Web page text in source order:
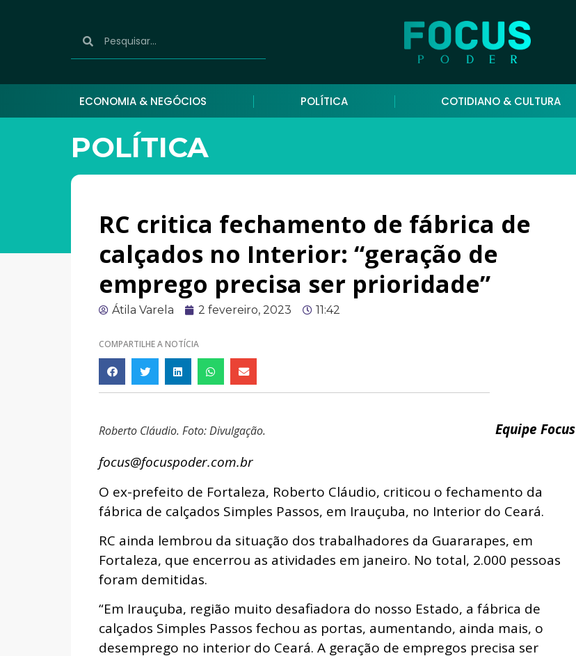
ECONOMIA & NEGÓCIOS POLÍTICA COTIDIANO & CULTURA
POLÍTICA
RC critica fechamento de fábrica de
calçados no Interior: “geração de
emprego precisa ser prioridade”
Átila Varela 2 fevereiro, 2023 11:42
COMPARTILHE A NOTÍCIA
Roberto Cláudio. Foto: Divulgação.
Equipe Focus
focus@focuspoder.com.br
O ex-prefeito de Fortaleza, Roberto Cláudio, criticou o fechamento da
fábrica de calçados Simples Passos, em Irauçuba, no Interior do Ceará.
RC ainda lembrou da situação dos trabalhadores da Guararapes, em
Fortaleza, que encerrou as atividades em janeiro. No total, 2.000 pessoas
foram demitidas.
“Em Irauçuba, região muito desafiadora do nosso Estado, a fábrica de
calçados Simples Passos fechou as portas, aumentando, ainda mais, o
desemprego no interior do Ceará. A geração de empregos precisa ser